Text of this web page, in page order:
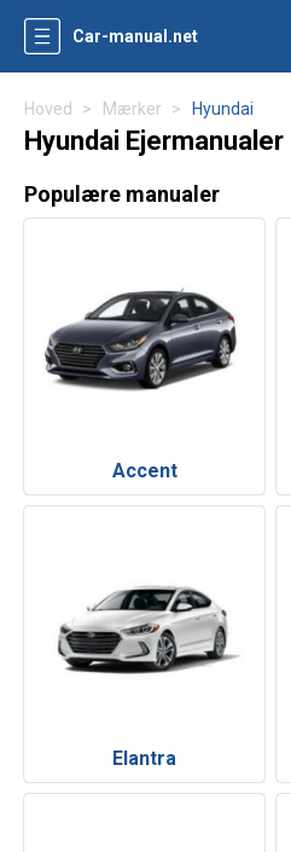
Car-manual.net
Hoved Mærker Hyundai
Hyundai Ejermanualer
Populære manualer
Accent
Elantra